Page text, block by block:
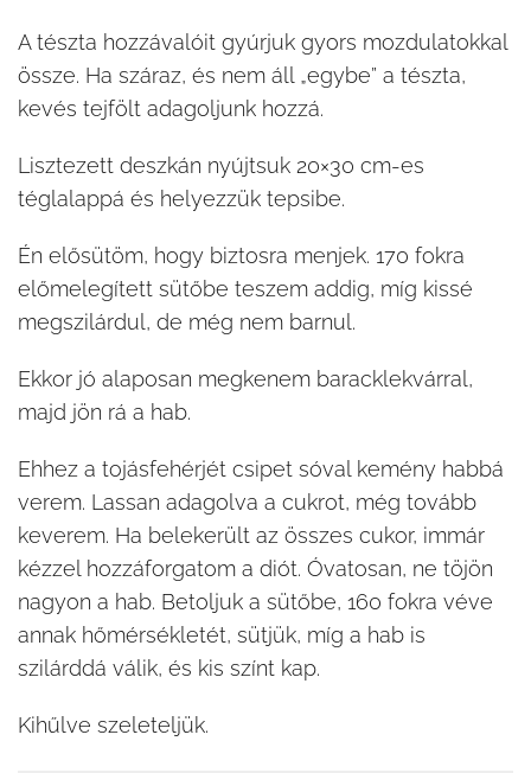
A tészta hozzávalóit gyúrjuk gyors mozdulatokkal
össze. Ha száraz, és nem áll „egybe” a tészta,
kevés tejfölt adagoljunk hozzá.
Lisztezett deszkán nyújtsuk 20×30 cm-es
téglalappá és helyezzük tepsibe.
Én elősütöm, hogy biztosra menjek. 170 fokra
előmelegített sütőbe teszem addig, míg kissé
megszilárdul, de még nem barnul.
Ekkor jó alaposan megkenem baracklekvárral,
majd jön rá a hab.
Ehhez a tojásfehérjét csipet sóval kemény habbá
verem. Lassan adagolva a cukrot, még tovább
keverem. Ha belekerült az összes cukor, immár
kézzel hozzáforgatom a diót. Óvatosan, ne töjön
nagyon a hab. Betoljuk a sütőbe, 160 fokra véve
annak hőmérsékletét, sütjük, míg a hab is
szilárddá válik, és kis színt kap.
Kihűlve szeleteljük.